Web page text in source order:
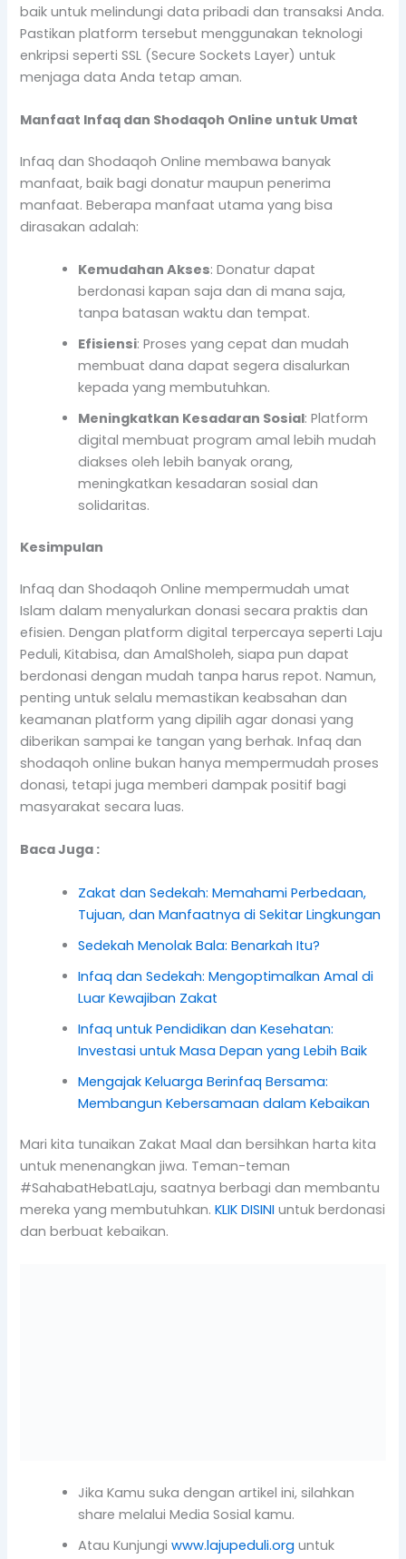
baik untuk melindungi data pribadi dan transaksi Anda.
Pastikan platform tersebut menggunakan teknologi
enkripsi seperti SSL (Secure Sockets Layer) untuk
menjaga data Anda tetap aman.
Manfaat Infaq dan Shodaqoh Online untuk Umat
Infaq dan Shodaqoh Online membawa banyak
manfaat, baik bagi donatur maupun penerima
manfaat. Beberapa manfaat utama yang bisa
dirasakan adalah:
Kemudahan Akses: Donatur dapat
berdonasi kapan saja dan di mana saja,
tanpa batasan waktu dan tempat.
Efisiensi: Proses yang cepat dan mudah
membuat dana dapat segera disalurkan
kepada yang membutuhkan.
Meningkatkan Kesadaran Sosial: Platform
digital membuat program amal lebih mudah
diakses oleh lebih banyak orang,
meningkatkan kesadaran sosial dan
solidaritas.
Kesimpulan
Infaq dan Shodaqoh Online mempermudah umat
Islam dalam menyalurkan donasi secara praktis dan
efisien. Dengan platform digital terpercaya seperti Laju
Peduli, Kitabisa, dan AmalSholeh, siapa pun dapat
berdonasi dengan mudah tanpa harus repot. Namun,
penting untuk selalu memastikan keabsahan dan
keamanan platform yang dipilih agar donasi yang
diberikan sampai ke tangan yang berhak. Infaq dan
shodaqoh online bukan hanya mempermudah proses
donasi, tetapi juga memberi dampak positif bagi
masyarakat secara luas.
Baca Juga :
Zakat dan Sedekah: Memahami Perbedaan,
Tujuan, dan Manfaatnya di Sekitar Lingkungan
Sedekah Menolak Bala: Benarkah Itu?
Infaq dan Sedekah: Mengoptimalkan Amal di
Luar Kewajiban Zakat
Infaq untuk Pendidikan dan Kesehatan:
Investasi untuk Masa Depan yang Lebih Baik
Mengajak Keluarga Berinfaq Bersama:
Membangun Kebersamaan dalam Kebaikan
Mari kita tunaikan Zakat Maal dan bersihkan harta kita
untuk menenangkan jiwa. Teman-teman
#SahabatHebatLaju, saatnya berbagi dan membantu
mereka yang membutuhkan.KLIK DISINI untuk berdonasi
dan berbuat kebaikan.
PREVIOUS